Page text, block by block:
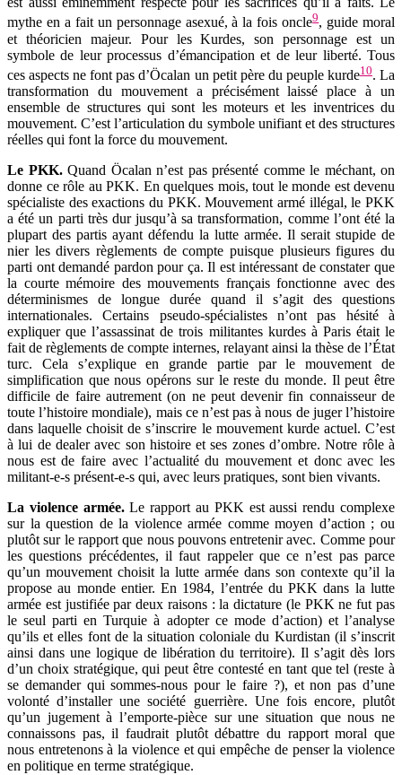
mythe en a fait un personnage asexué, à la fois oncle9, guide moral
et théoricien majeur. Pour les Kurdes, son personnage est un
symbole de leur processus d’émancipation et de leur liberté. Tous
ces aspects ne font pas d’Öcalan un petit père du peuple kurde10. La
transformation du mouvement a précisément laissé place à un
ensemble de structures qui sont les moteurs et les inventrices du
mouvement. C’est l’articulation du symbole unifiant et des structures
réelles qui font la force du mouvement.
Le PKK.Quand Öcalan n’est pas présenté comme le méchant, on
donne ce rôle au PKK. En quelques mois, tout le monde est devenu
spécialiste des exactions du PKK. Mouvement armé illégal, le PKK
a été un parti très dur jusqu’à sa transformation, comme l’ont été la
plupart des partis ayant défendu la lutte armée. Il serait stupide de
nier les divers règlements de compte puisque plusieurs figures du
parti ont demandé pardon pour ça. Il est intéressant de constater que
la courte mémoire des mouvements français fonctionne avec des
déterminismes de longue durée quand il s’agit des questions
internationales. Certains pseudo-spécialistes n’ont pas hésité à
expliquer que l’assassinat de trois militantes kurdes à Paris était le
fait de règlements de compte internes, relayant ainsi la thèse de l’État
turc. Cela s’explique en grande partie par le mouvement de
simplification que nous opérons sur le reste du monde. Il peut être
difficile de faire autrement (on ne peut devenir fin connaisseur de
toute l’histoire mondiale), mais ce n’est pas à nous de juger l’histoire
dans laquelle choisit de s’inscrire le mouvement kurde actuel. C’est
à lui de dealer avec son histoire et ses zones d’ombre. Notre rôle à
nous est de faire avec l’actualité du mouvement et donc avec les
militant-e-s présent-e-s qui, avec leurs pratiques, sont bien vivants.
La violence armée. Le rapport au PKK est aussi rendu complexe
sur la question de la violence armée comme moyen d’action ; ou
plutôt sur le rapport que nous pouvons entretenir avec. Comme pour
les questions précédentes, il faut rappeler que ce n’est pas parce
qu’un mouvement choisit la lutte armée dans son contexte qu’il la
propose au monde entier. En 1984, l’entrée du PKK dans la lutte
armée est justifiée par deux raisons : la dictature (le PKK ne fut pas
le seul parti en Turquie à adopter ce mode d’action) et l’analyse
qu’ils et elles font de la situation coloniale du Kurdistan (il s’inscrit
ainsi dans une logique de libération du territoire). Il s’agit dès lors
d’un choix stratégique, qui peut être contesté en tant que tel (reste à
se demander qui sommes-nous pour le faire ?), et non pas d’une
volonté d’installer une société guerrière. Une fois encore, plutôt
qu’un jugement à l’emporte-pièce sur une situation que nous ne
connaissons pas, il faudrait plutôt débattre du rapport moral que
nous entretenons à la violence et qui empêche de penser la violence
en politique en terme stratégique.